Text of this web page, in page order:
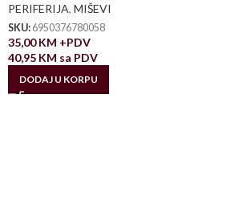
PERIFERIJA, MIŠEVI
SKU: 6950376780058
35,00KM +PDV
40,95 KM sa PDV
DODAJ U KORPU